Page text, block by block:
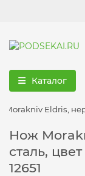
Каталог
Morakniv Eldris,
Нож
сталь,
12651